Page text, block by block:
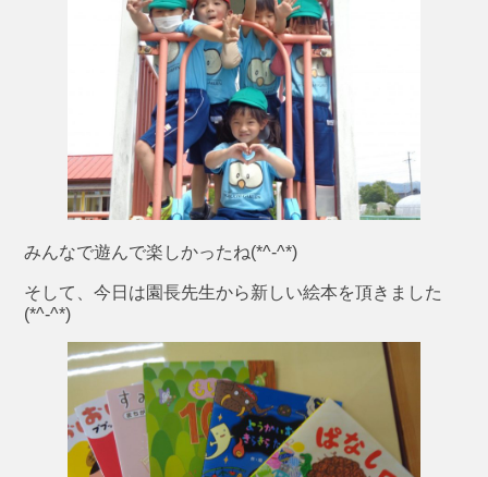
みんなで遊んで楽しかったね(*^-^*)
そして、今日は園長先生から新しい絵本を頂きました
(*^-^*)